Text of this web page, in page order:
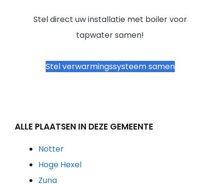
Stel direct uw installatie met boiler voor
tapwater samen!
Stel verwarmingssysteem samen
ALLE PLAATSEN IN DEZE GEMEENTE
Notter
Hoge Hexel
Zuna